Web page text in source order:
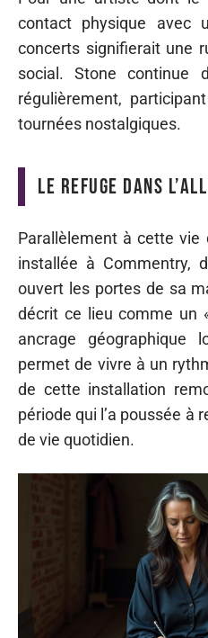
contact physique avec
concerts signifierait une
social. Stone continue
régulièrement,
tournées nostalgiques.
Le refuge dans
Parallèlement à cette vie
installée à Commentry,
ouvert les portes de sa
décrit ce lieu comme un
ancrage
permet de vivre à un
de cette installation
période qui l’a poussée à
de vie quotidien.